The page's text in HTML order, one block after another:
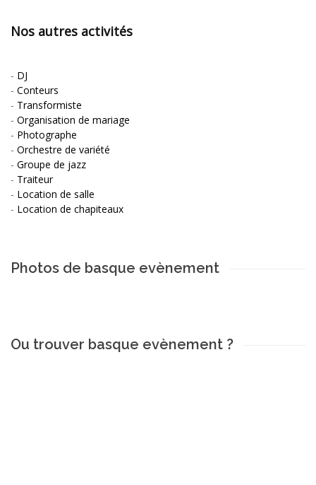
Nos autres activités
- DJ
- Conteurs
- Transformiste
- Organisation de mariage
- Photographe
- Orchestre de variété
- Groupe de jazz
- Traiteur
- Location de salle
- Location de chapiteaux
Photos de basque evènement
Ou trouver basque evènement ?